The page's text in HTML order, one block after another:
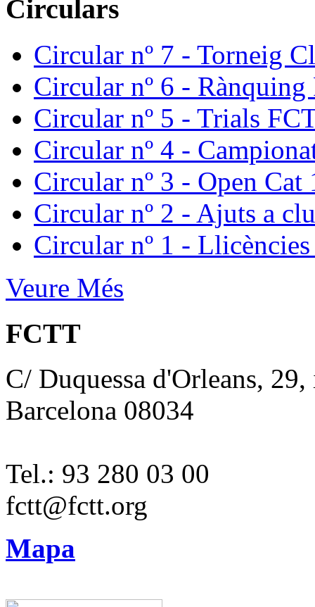
Circulars
Circular nº 7 - Torneig
Circular nº 6 -
Circular nº 5 - Trials
Circular nº 4 -
Circular nº 3 - Open Cat
Circular nº 2 - Ajuts a
Circular nº 1 -
Veure Més
FCTT
C/ Duquessa d'Orleans,
Barcelona 08034
Tel.: 93 280 03 00
fctt@fctt.org
Mapa